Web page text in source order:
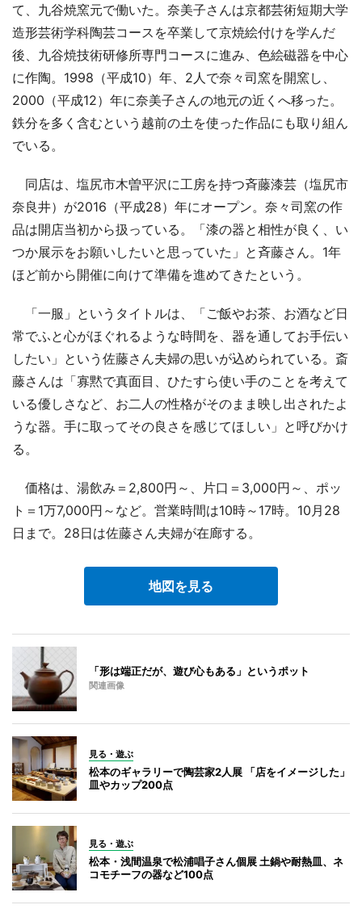
て、九谷焼窯元で働いた。奈美子さんは京都芸術短期大学
造形芸術学科陶芸コースを卒業して京焼絵付けを学んだ
後、九谷焼技術研修所専門コースに進み、色絵磁器を中心
に作陶。1998（平成10）年、2人で奈々司窯を開窯し、
2000（平成12）年に奈美子さんの地元の近くへ移った。
鉄分を多く含むという越前の土を使った作品にも取り組ん
でいる。
同店は、塩尻市木曽平沢に工房を持つ斉藤漆芸（塩尻市
奈良井）が2016（平成28）年にオープン。奈々司窯の作
品は開店当初から扱っている。「漆の器と相性が良く、い
つか展示をお願いしたいと思っていた」と斉藤さん。1年
ほど前から開催に向けて準備を進めてきたという。
「一服」というタイトルは、「ご飯やお茶、お酒など日
常でふと心がほぐれるような時間を、器を通してお手伝い
したい」という佐藤さん夫婦の思いが込められている。斎
藤さんは「寡黙で真面目、ひたすら使い手のことを考えて
いる優しさなど、お二人の性格がそのまま映し出されたよ
うな器。手に取ってその良さを感じてほしい」と呼びかけ
る。
価格は、湯飲み＝2,800円～、片口＝3,000円～、ポッ
ト＝1万7,000円～など。営業時間は10時～17時。10月28
日まで。28日は佐藤さん夫婦が在廊する。
地図を見る
「形は端正だが、遊び心もある」というポット
関連画像
見る・遊ぶ
松本のギャラリーで陶芸家2人展 「店をイメージした」
皿やカップ200点
見る・遊ぶ
松本・浅間温泉で松浦唱子さん個展 土鍋や耐熱皿、ネ
コモチーフの器など100点